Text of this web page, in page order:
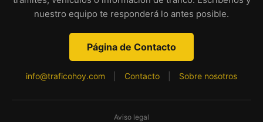
nuestro equipo te responderá lo antes posible.
Página de Contacto
info@traficohoy.com Contacto Sobre nosotros
Aviso legal